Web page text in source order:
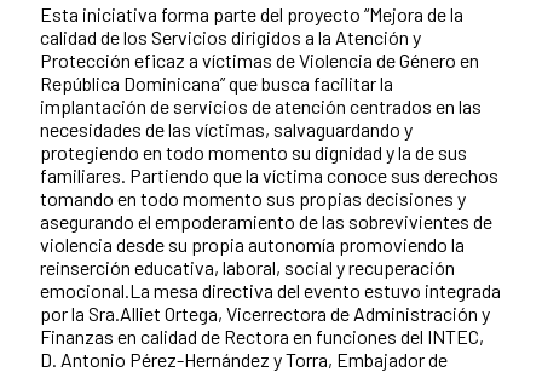
Esta iniciativa forma parte del proyecto “Mejora de la
calidad de los Servicios dirigidos a la Atención y
Protección eficaz a víctimas de Violencia de Género en
República Dominicana” que busca facilitar la
implantación de servicios de atención centrados en las
necesidades de las víctimas, salvaguardando y
protegiendo en todo momento su dignidad y la de sus
familiares. Partiendo que la víctima conoce sus derechos
tomando en todo momento sus propias decisiones y
asegurando el empoderamiento de las sobrevivientes de
violencia desde su propia autonomía promoviendo la
reinserción educativa, laboral, social y recuperación
emocional.La mesa directiva del evento estuvo integrada
por la Sra.Alliet Ortega, Vicerrectora de Administración y
Finanzas en calidad de Rectora en funciones del INTEC,
D. Antonio Pérez-Hernández y Torra, Embajador de